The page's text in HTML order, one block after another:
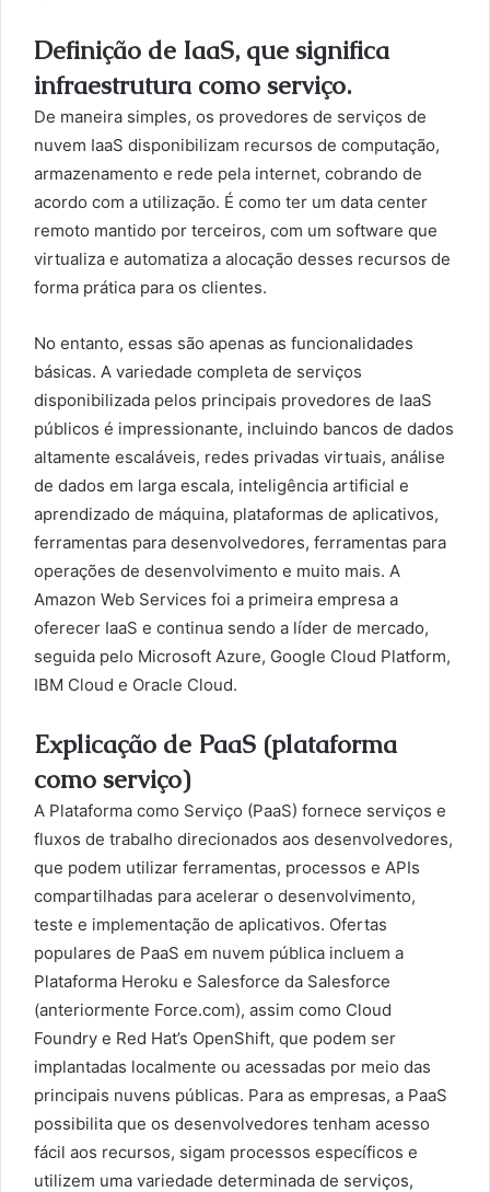
Definição de IaaS, que significa
infraestrutura como serviço.
De maneira simples, os provedores de serviços de
nuvem IaaS disponibilizam recursos de computação,
armazenamento e rede pela internet, cobrando de
acordo com a utilização. É como ter um data center
remoto mantido por terceiros, com um software que
virtualiza e automatiza a alocação desses recursos de
forma prática para os clientes.
No entanto, essas são apenas as funcionalidades
básicas. A variedade completa de serviços
disponibilizada pelos principais provedores de IaaS
públicos é impressionante, incluindo bancos de dados
altamente escaláveis, redes privadas virtuais, análise
de dados em larga escala, inteligência artificial e
aprendizado de máquina, plataformas de aplicativos,
ferramentas para desenvolvedores, ferramentas para
operações de desenvolvimento e muito mais. A
Amazon Web Services foi a primeira empresa a
oferecer IaaS e continua sendo a líder de mercado,
seguida pelo Microsoft Azure, Google Cloud Platform,
IBM Cloud e Oracle Cloud.
Explicação de PaaS (plataforma
como serviço)
A Plataforma como Serviço (PaaS) fornece serviços e
fluxos de trabalho direcionados aos desenvolvedores,
que podem utilizar ferramentas, processos e APIs
compartilhadas para acelerar o desenvolvimento,
teste e implementação de aplicativos. Ofertas
populares de PaaS em nuvem pública incluem a
Plataforma Heroku e Salesforce da Salesforce
(anteriormente Force.com), assim como Cloud
Foundry e Red Hat’s OpenShift, que podem ser
implantadas localmente ou acessadas por meio das
principais nuvens públicas. Para as empresas, a PaaS
possibilita que os desenvolvedores tenham acesso
fácil aos recursos, sigam processos específicos e
utilizem uma variedade determinada de serviços,